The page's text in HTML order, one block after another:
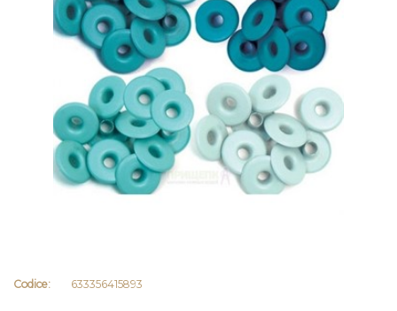
Codice: 633356415893